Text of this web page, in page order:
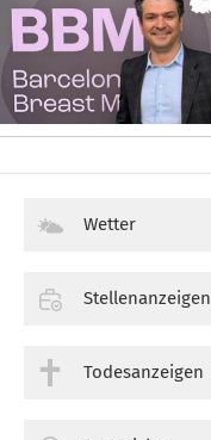
Wetter
Stellenanzeigen
Todesanzeigen